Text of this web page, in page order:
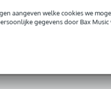
aangeven welke cookies we
gegevens door Bax Music